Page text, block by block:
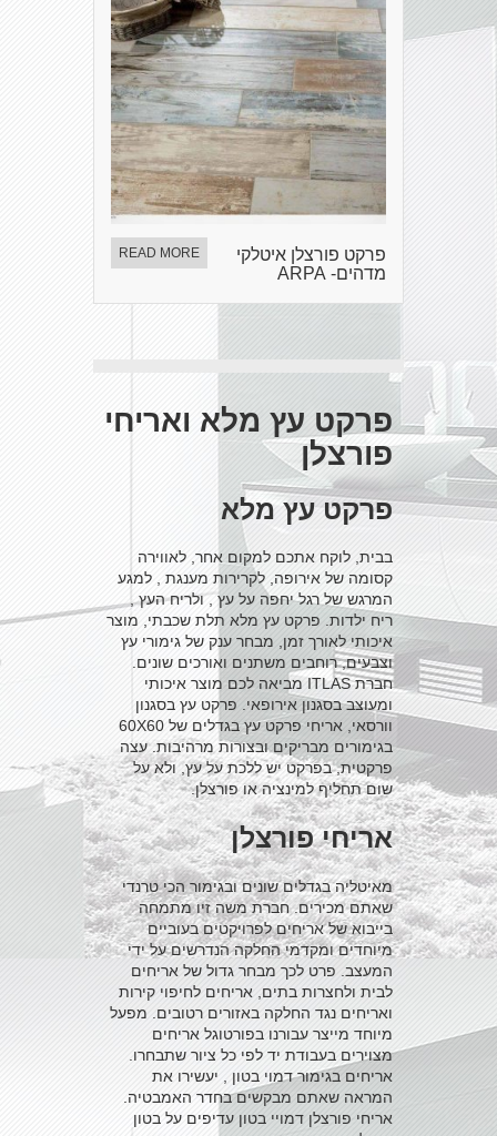
פרקט פורצלן איטלקי
מדהים- ARPA
READ MORE
פרקט עץ מלא ואריחי
פורצלן
פרקט עץ מלא
בבית, לוקח אתכם למקום אחר, לאווירה
קסומה של אירופה, לקרירות מענגת , למגע
המרגש של רגל יחפה על עץ , ולריח העץ ,
ריח ילדות. פרקט עץ מלא תלת שכבתי, מוצר
איכותי לאורך זמן, מבחר ענק של גימורי עץ
וצבעים, רוחבים משתנים ואורכים שונים.
חברת ITLAS מביאה לכם מוצר איכותי
ומעוצב בסגנון אירופאי. פרקט עץ בסגנון
וורסאי, אריחי פרקט עץ בגדלים של 60X60
בגימורים מבריקים ובצורות מרהיבות. עצה
פרקטית, בפרקט יש ללכת על עץ, ולא על
שום תחליף למינציה או פורצלן.
אריחי פורצלן
מאיטליה בגדלים שונים ובגימור הכי טרנדי
שאתם מכירים. חברת משה זיו מתמחה
בייבוא של אריחים לפרויקטים בעוביים
מיוחדים ומקדמי החלקה הנדרשים על ידי
המעצב. פרט לכך מבחר גדול של אריחים
לבית ולחצרות בתים, אריחים לחיפוי קירות
ואריחים נגד החלקה באזורים רטובים. מפעל
מיוחד מייצר עבורנו בפורטוגל אריחים
מצוירים בעבודת יד לפי כל ציור שתבחרו.
אריחים בגימור דמוי בטון , יעשירו את
המראה שאתם מבקשים בחדר האמבטיה.
אריחי פורצלן דמויי בטון עדיפים על בטון